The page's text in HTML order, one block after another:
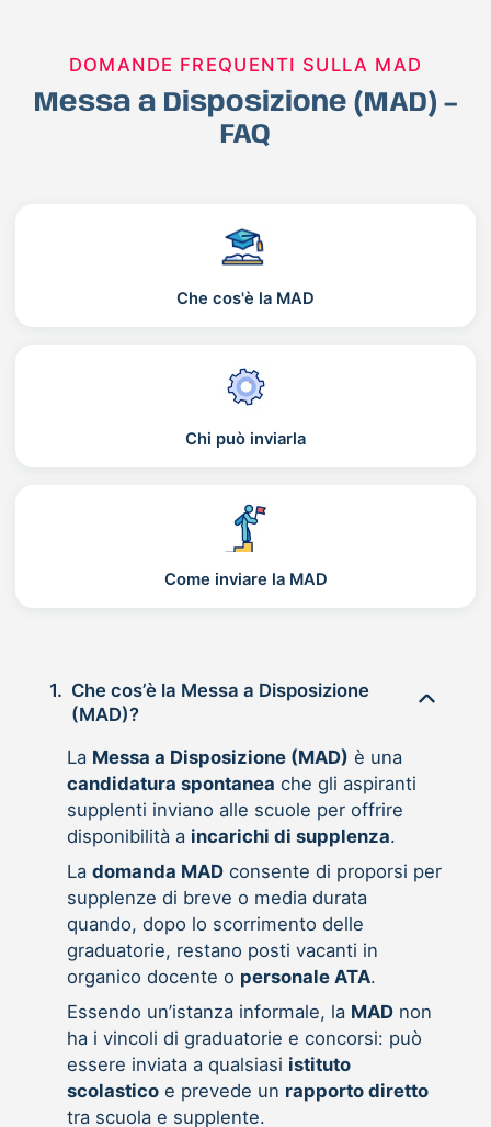
DOMANDE FREQUENTI SULLA MAD
Messa a Disposizione (MAD) –
FAQ
Che cos'è la MAD
Chi può inviarla
Come inviare la MAD
1. Che cos’è la Messa a Disposizione
(MAD)?
La Messa a Disposizione (MAD) è una
candidatura spontanea che gli aspiranti
supplenti inviano alle scuole per offrire
disponibilità a incarichi di supplenza.
La domanda MADconsente di proporsi per
supplenze di breve o media durata
quando, dopo lo scorrimento delle
graduatorie, restano posti vacanti in
organico docente o personale ATA.
Essendo un’istanza informale, la MADnon
ha i vincoli di graduatorie e concorsi: può
essere inviata a qualsiasi istituto
scolasticoe prevede un rapporto diretto
tra scuola e supplente.